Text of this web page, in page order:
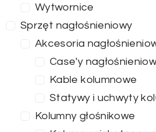
Wytwornice
Sprzęt nagłośnieniowy
Akcesoria
Case'y
Kable kolumnowe
Statywy i uchwyty
Kolumny głośnikowe